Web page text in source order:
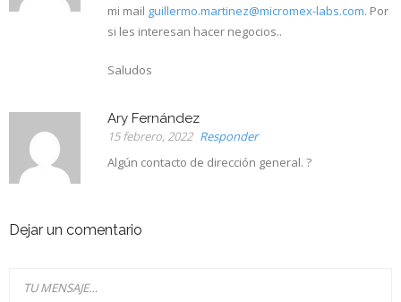
mi mail guillermo.martinez@micromex-labs.com. Por
si les interesan hacer negocios..
Saludos
Ary Fernández
15 febrero, 2022 Responder
Algún contacto de dirección general. ?
Dejar un comentario